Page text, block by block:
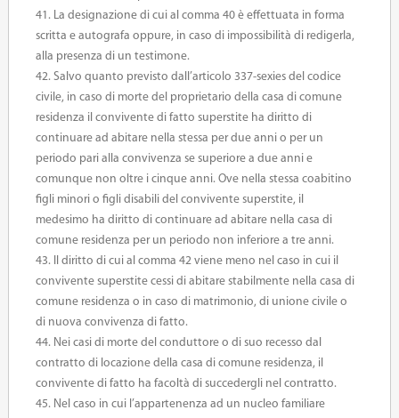
41. La designazione di cui al comma 40 è effettuata in forma
scritta e autografa oppure, in caso di impossibilità di redigerla,
alla presenza di un testimone.
42. Salvo quanto previsto dall’articolo 337-sexies del codice
civile, in caso di morte del proprietario della casa di comune
residenza il convivente di fatto superstite ha diritto di
continuare ad abitare nella stessa per due anni o per un
periodo pari alla convivenza se superiore a due anni e
comunque non oltre i cinque anni. Ove nella stessa coabitino
figli minori o figli disabili del convivente superstite, il
medesimo ha diritto di continuare ad abitare nella casa di
comune residenza per un periodo non inferiore a tre anni.
43. Il diritto di cui al comma 42 viene meno nel caso in cui il
convivente superstite cessi di abitare stabilmente nella casa di
comune residenza o in caso di matrimonio, di unione civile o
di nuova convivenza di fatto.
44. Nei casi di morte del conduttore o di suo recesso dal
contratto di locazione della casa di comune residenza, il
convivente di fatto ha facoltà di succedergli nel contratto.
45. Nel caso in cui l’appartenenza ad un nucleo familiare